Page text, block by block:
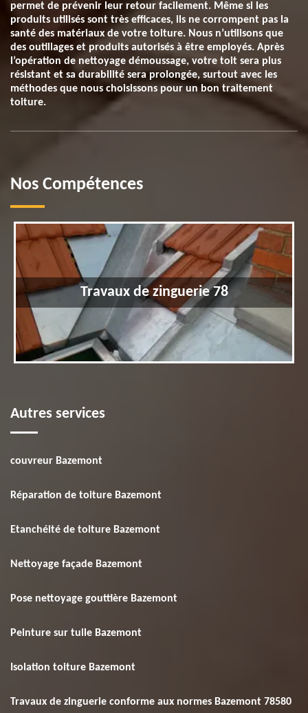
permet de prévenir leur retour facilement. Même si les
produits utilisés sont très efficaces, ils ne corrompent pas la
santé des matériaux de votre toiture. Nous n’utilisons que
des outillages et produits autorisés à être employés. Après
l’opération de nettoyage démoussage, votre toit sera plus
résistant et sa durabilité sera prolongée, surtout avec les
méthodes que nous choisissons pour un bon traitement
toiture.
Nos Compétences
Travaux de zinguerie 78
Autres services
couvreur Bazemont
Réparation de toiture Bazemont
Etanchéité de toiture Bazemont
Nettoyage façade Bazemont
Pose nettoyage gouttière Bazemont
Peinture sur tuile Bazemont
Isolation toiture Bazemont
Travaux de zinguerie conforme aux normes Bazemont 78580